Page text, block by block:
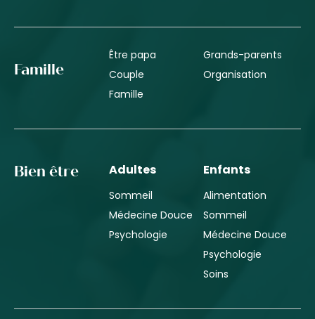
Famille
Être papa
Couple
Famille
Grands-parents
Organisation
Bien être Adultes
Sommeil
Médecine Douce
Psychologie
Enfants
Alimentation
Sommeil
Médecine Douce
Psychologie
Soins